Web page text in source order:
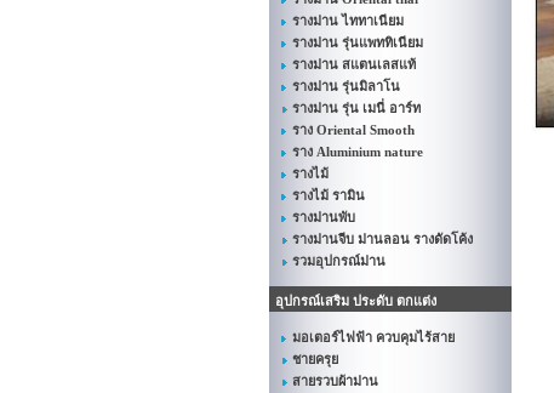
รางม่าน ไททาเนียม
รางม่าน รุ่นแพททิเนียม
รางม่าน สแตนเลสแท้
รางม่าน รุ่นมิลาโน
รางม่าน รุ่น เมนี่ อาร์ท
ราง Oriental Smooth
ราง Aluminium nature
รางไม้
รางไม้ รามิน
รางม่านพับ
รางม่านจีบ ม่านลอน รางดัดโค้ง
รวมอุปกรณ์ม่าน
อุปกรณ์เสริม ประดับ ตกแต่ง
มอเตอร์ไฟฟ้า ควบคุมไร้สาย
ชายครุย
สายรวบผ้าม่าน